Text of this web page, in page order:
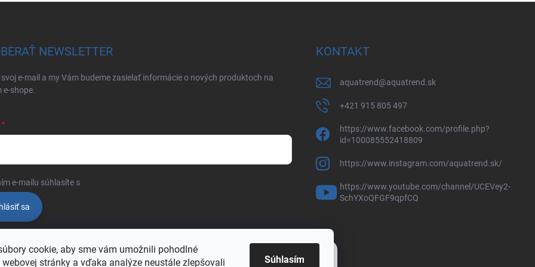
cookie, aby sme vám umožnili pohodlné
stránky a vďaka analýze neustále zlepšovali
Súhlasím
NEWSLETTER
e-mail a my Vám budeme zasielať informácie o nových produktoch na
e-shope.
e-mailu súhlasíte s
sa
KONTAKT
aquatrend@aquatrend.sk
+421 915 805 497
https://www.facebook.com/profile.php?
id=100085552418809
https://www.instagram.com/aquatrend.sk/
https://www.youtube.com/channel/UCEVey2-
SchYXoQFGF9qpfCQ